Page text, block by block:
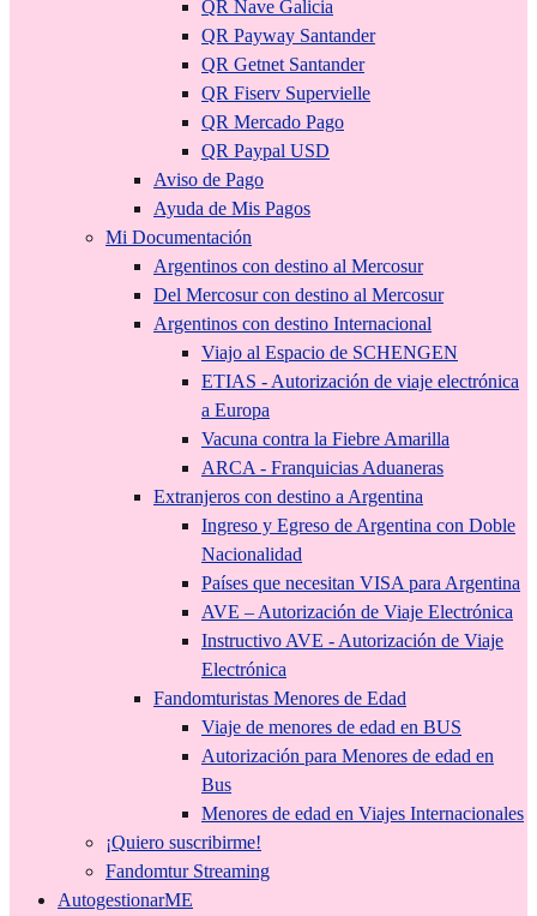
QR Nave Galicia
QR Payway Santander
QR Getnet Santander
QR Fiserv Supervielle
QR Mercado Pago
QR Paypal USD
Aviso de Pago
Ayuda de Mis Pagos
Mi Documentación
Argentinos con destino al Mercosur
Del Mercosur con destino al Mercosur
Argentinos con destino Internacional
Viajo al Espacio de SCHENGEN
ETIAS - Autorización de viaje electrónica
a Europa
Vacuna contra la Fiebre Amarilla
ARCA - Franquicias Aduaneras
Extranjeros con destino a Argentina
Ingreso y Egreso de Argentina con Doble
Nacionalidad
Países que necesitan VISA para Argentina
AVE – Autorización de Viaje Electrónica
Instructivo AVE - Autorización de Viaje
Electrónica
Fandomturistas Menores de Edad
Viaje de menores de edad en BUS
Autorización para Menores de edad en
Bus
Menores de edad en Viajes Internacionales
¡Quiero suscribirme!
Fandomtur Streaming
AutogestionarME